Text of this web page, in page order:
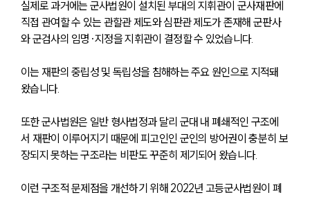
실제로 과거에는 군사법원이 설치된 부대의 지휘관이 군사재판에
직접 관여할 수 있는 관할관 제도와 심판관 제도가 존재해 군판사
와 군검사의 임명·지정을 지휘관이 결정할 수 있었습니다.
이는 재판의 중립성 및 독립성을 침해하는 주요 원인으로 지적돼
왔습니다.
또한 군사법원은 일반 형사법정과 달리 군대 내 폐쇄적인 구조에
서 재판이 이루어지기 때문에 피고인인 군인의 방어권이 충분히 보
장되지 못하는 구조라는 비판도 꾸준히 제기되어 왔습니다.
이런 구조적 문제점을 개선하기 위해 2022년 고등군사법원이 폐